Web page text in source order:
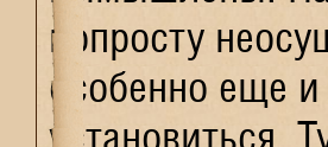
попросту
особенно еще и
установиться.